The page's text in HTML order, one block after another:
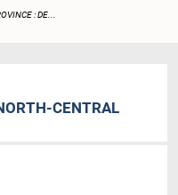
: DE...
CENTRAL